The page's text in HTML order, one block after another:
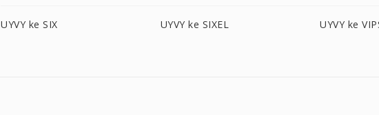
UYVY ke SIX UYVY ke SIXEL UYVY ke